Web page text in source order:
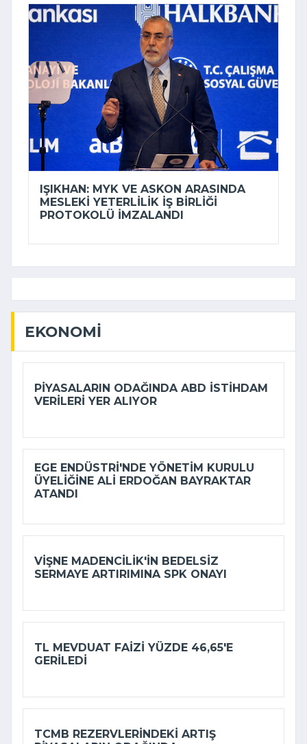
IŞIKHAN: MYK VE ASKON ARASINDA
MESLEKI YETERLILIK IŞ BIRLIĞI
PROTOKOLÜ IMZALANDI
EKONOMI
PIYASALARIN ODAĞINDA ABD ISTIHDAM
VERILERI YER ALIYOR
EGE ENDÜSTRI'NDE YÖNETIM KURULU
ÜYELIĞINE ALI ERDOĞAN BAYRAKTAR
ATANDI
VIŞNE MADENCILIK'IN BEDELSIZ
SERMAYE ARTIRIMINA SPK ONAYI
TL MEVDUAT FAIZI YÜZDE 46,65'E
GERILEDI
TCMB REZERVLERINDEKI ARTIŞ